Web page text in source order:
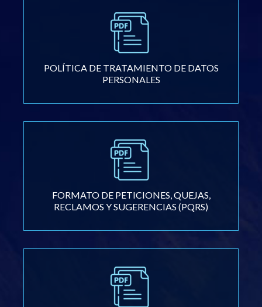
POLÍTICA DE TRATAMIENTO DE DATOS
PERSONALES
FORMATO DE PETICIONES, QUEJAS,
RECLAMOS Y SUGERENCIAS (PQRS)